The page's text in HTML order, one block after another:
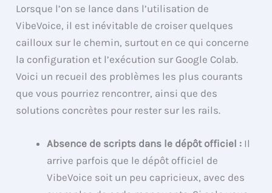
Lorsque l’on se lance dans l’utilisation de
VibeVoice, il est inévitable de croiser quelques
cailloux sur le chemin, surtout en ce qui concerne
la configuration et l’exécution sur Google Colab.
Voici un recueil des problèmes les plus courants
que vous pourriez rencontrer, ainsi que des
solutions concrètes pour rester sur les rails.
Absence de scripts dans le dépôt officiel : Il
arrive parfois que le dépôt officiel de
VibeVoice soit un peu capricieux, avec des